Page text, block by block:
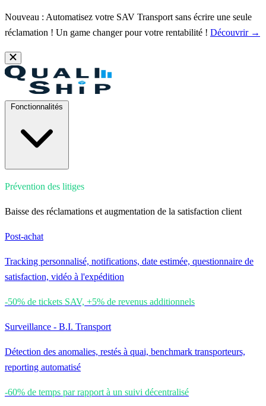
Nouveau : Automatisez votre SAV Transport sans écrire une seule
réclamation ! Un game changer pour votre rentabilité ! Découvrir →
Prévention des litiges
Baisse des réclamations et augmentation de la satisfaction client
Post-achat
Tracking personnalisé, notifications, date estimée, questionnaire de
satisfaction, vidéo à l'expédition
-50% de tickets SAV, +5% de revenus additionnels
Surveillance - B.I. Transport
Détection des anomalies, restés à quai, benchmark transporteurs,
reporting automatisé
-60% de temps par rapport à un suivi décentralisé